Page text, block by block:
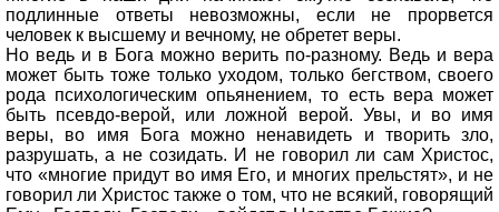
подлинные ответы невозможны, если не прорвется
человек к высшему и вечному, не обретет веры.
Но ведь и в Бога можно верить по-разному. Ведь и вера
может быть тоже только уходом, только бегством, своего
рода психологическим опьянением, то есть вера может
быть псевдо-верой, или ложной верой. Увы, и во имя
веры, во имя Бога можно ненавидеть и творить зло,
разрушать, а не созидать. И не говорил ли сам Христос,
что «многие придут во имя Его, и многих прельстят», и не
говорил ли Христос также о том, что не всякий, говорящий